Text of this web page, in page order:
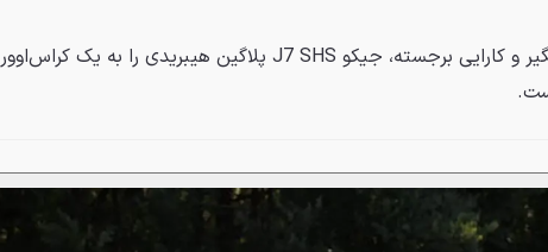
قیمت مناسب، طراحی چشمگیر و کارایی برجسته، جیکو J7 SHS پلاگین هیبریدی را به یک کراس‌اوور